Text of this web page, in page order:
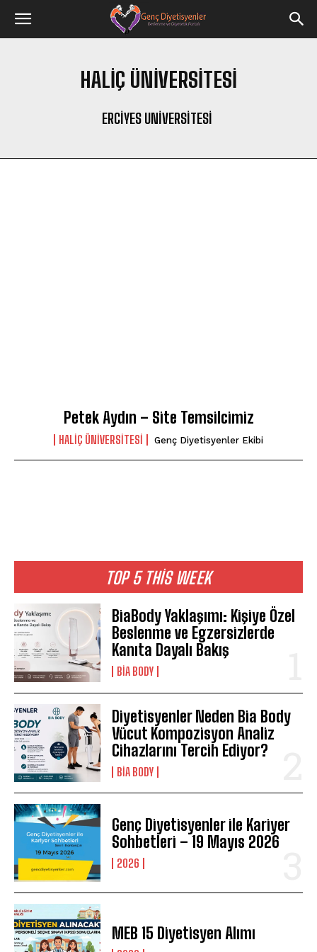
HALIÇ ÜNIVERSITESI
ERCIYES UNIVERSITESI
Petek Aydın – Site Temsilcimiz
HALIÇ ÜNIVERSITESI Genç Diyetisyenler Ekibi
TOP 5 THIS WEEK
BiaBody Yaklaşımı: Kişiye Özel
Beslenme ve Egzersizlerde
Kanıta Dayalı Bakış
BIA BODY
Diyetisyenler Neden Bia Body
Vücut Kompozisyon Analiz
Cihazlarını Tercih Ediyor?
BIA BODY
Genç Diyetisyenler ile Kariyer
Sohbetleri – 19 Mayıs 2026
2026
MEB 15 Diyetisyen Alımı